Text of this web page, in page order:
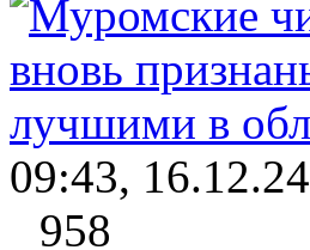
09:43, 16.12.24
958